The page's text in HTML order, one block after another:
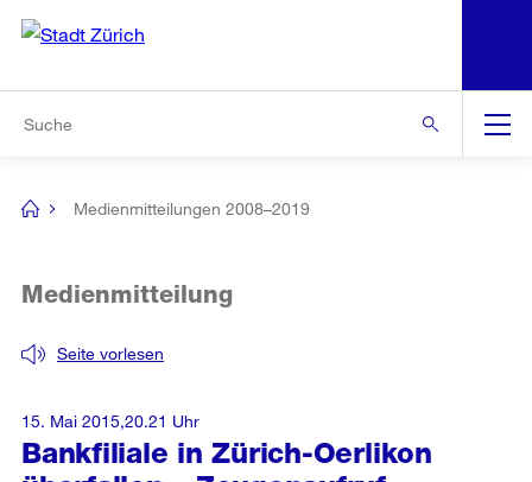
Navigation
[no
Medienmitteilungen 2008–2019
Bankfiliale in Zürich-Oerlikon
Seite vorlesen
Medienmitteilung
15. Mai 2015,20.21 Uhr